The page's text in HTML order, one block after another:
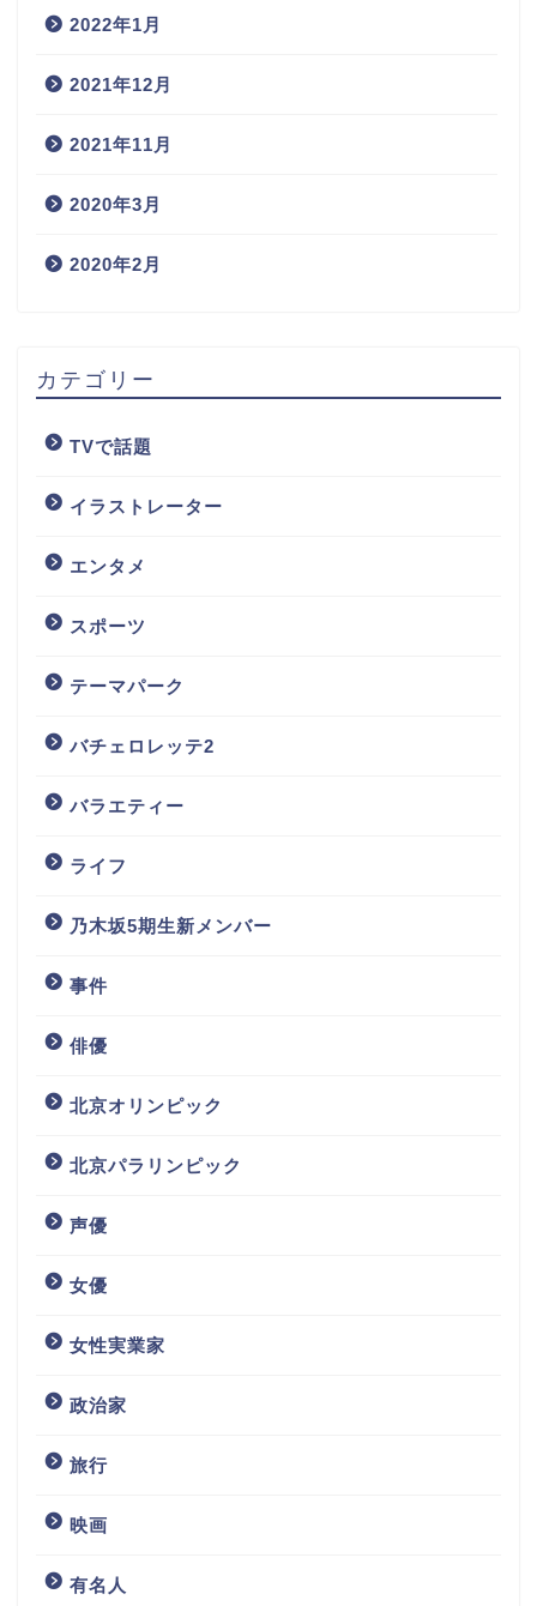
2022年1月
2021年12月
2021年11月
2020年3月
2020年2月
カテゴリー
TVで話題
イラストレーター
エンタメ
スポーツ
テーマパーク
バチェロレッテ2
バラエティー
ライフ
乃木坂5期生新メンバー
事件
俳優
北京オリンピック
北京パラリンピック
声優
女優
女性実業家
政治家
旅行
映画
有名人